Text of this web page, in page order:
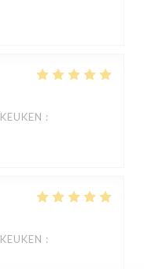
KEUKEN :
KEUKEN :